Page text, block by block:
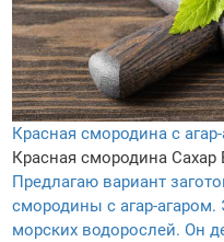
Красная смородина с
Красная смородина Сахар
Предлагаю вариант
смородины с агар-агаром.
морских водорослей. Он